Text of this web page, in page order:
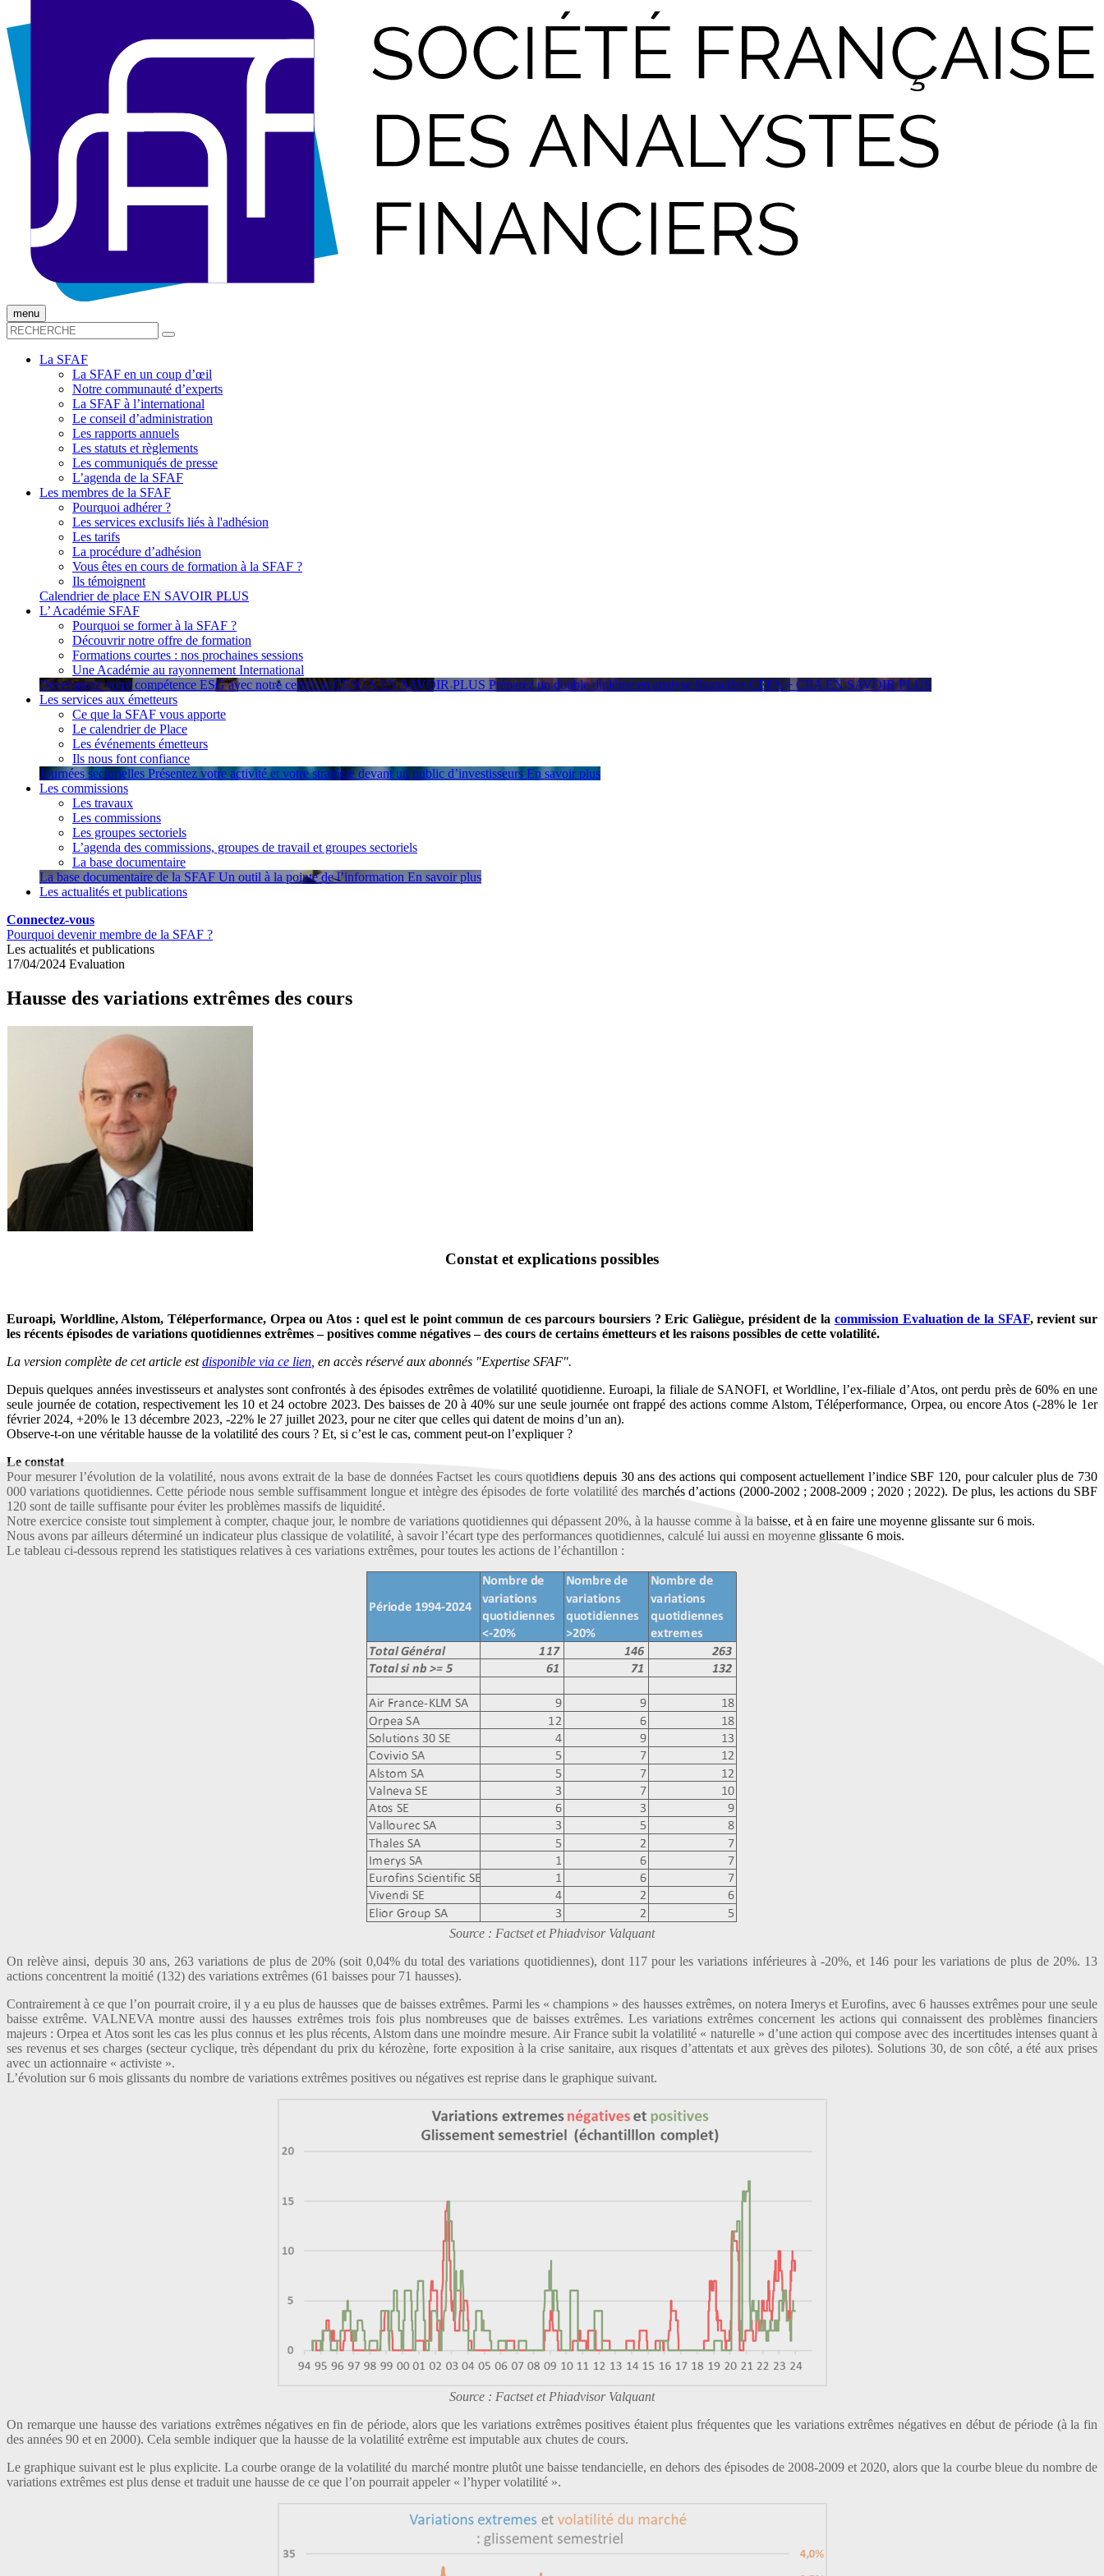
menu
La SFAF
La SFAF en un coup d’œil
Notre communauté d’experts
La SFAF à l’international
Le conseil d’administration
Les rapports annuels
Les statuts et règlements
Les communiqués de presse
L’agenda de la SFAF
Les membres de la SFAF
Pourquoi adhérer ?
Les services exclusifs liés à l'adhésion
Les tarifs
La procédure d’adhésion
Vous êtes en cours de formation à la SFAF ?
Ils témoignent
Calendrier de place EN SAVOIR PLUS
L’ Académie SFAF
Pourquoi se former à la SFAF ?
Découvrir notre offre de formation
Formations courtes : nos prochaines sessions
Une Académie au rayonnement International
Développez votre compétence ESG avec notre certificat CESGA EN SAVOIR PLUS Préparez un double diplôme en analyse financière CEFA + CIIA EN SAVOIR PLUS
Les services aux émetteurs
Ce que la SFAF vous apporte
Le calendrier de Place
Les événements émetteurs
Ils nous font confiance
Journées sectorielles Présentez votre activité et votre stratégie devant un public d’investisseurs En savoir plus
Les commissions
Les travaux
Les commissions
Les groupes sectoriels
L’agenda des commissions, groupes de travail et groupes sectoriels
La base documentaire
La base documentaire de la SFAF Un outil à la pointe de l’information En savoir plus
Les actualités et publications
Connectez-vous
Pourquoi devenir membre de la SFAF ?
Les actualités et publications
17/04/2024 Evaluation
Hausse des variations extrêmes des cours
Constat et explications possibles
Euroapi, Worldline, Alstom, Téléperformance, Orpea ou Atos : quel est le point commun de ces parcours boursiers ? Eric Galiègue, président de la commission Evaluation de la SFAF, revient sur
les récents épisodes de variations quotidiennes extrêmes – positives comme négatives – des cours de certains émetteurs et les raisons possibles de cette volatilité.
La version complète de cet article estdisponible via ce lien , en accès réservé aux abonnés "Expertise SFAF".
Depuis quelques années investisseurs et analystes sont confrontés à des épisodes extrêmes de volatilité quotidienne. Euroapi, la filiale de SANOFI, et Worldline, l’ex-filiale d’Atos, ont perdu près de 60% en une
seule journée de cotation, respectivement les 10 et 24 octobre 2023. Des baisses de 20 à 40% sur une seule journée ont frappé des actions comme Alstom, Téléperformance, Orpea, ou encore Atos (-28% le 1er
février 2024, +20% le 13 décembre 2023, -22% le 27 juillet 2023, pour ne citer que celles qui datent de moins d’un an).
Observe-t-on une véritable hausse de la volatilité des cours ? Et, si c’est le cas, comment peut-on l’expliquer ?
Le constat
Pour mesurer l’évolution de la volatilité, nous avons extrait de la base de données Factset les cours quotidiens depuis 30 ans des actions qui composent actuellement l’indice SBF 120, pour calculer plus de 730
000 variations quotidiennes. Cette période nous semble suffisamment longue et intègre des épisodes de forte volatilité des marchés d’actions (2000-2002 ; 2008-2009 ; 2020 ; 2022). De plus, les actions du SBF
120 sont de taille suffisante pour éviter les problèmes massifs de liquidité.
Notre exercice consiste tout simplement à compter, chaque jour, le nombre de variations quotidiennes qui dépassent 20%, à la hausse comme à la baisse, et à en faire une moyenne glissante sur 6 mois.
Nous avons par ailleurs déterminé un indicateur plus classique de volatilité, à savoir l’écart type des performances quotidiennes, calculé lui aussi en moyenne glissante 6 mois.
Le tableau ci-dessous reprend les statistiques relatives à ces variations extrêmes, pour toutes les actions de l’échantillon :
Source : Factset et Phiadvisor Valquant
On relève ainsi, depuis 30 ans, 263 variations de plus de 20% (soit 0,04% du total des variations quotidiennes), dont 117 pour les variations inférieures à -20%, et 146 pour les variations de plus de 20%. 13
actions concentrent la moitié (132) des variations extrêmes (61 baisses pour 71 hausses).
Contrairement à ce que l’on pourrait croire, il y a eu plus de hausses que de baisses extrêmes. Parmi les « champions » des hausses extrêmes, on notera Imerys et Eurofins, avec 6 hausses extrêmes pour une seule
baisse extrême. VALNEVA montre aussi des hausses extrêmes trois fois plus nombreuses que de baisses extrêmes. Les variations extrêmes concernent les actions qui connaissent des problèmes financiers
majeurs : Orpea et Atos sont les cas les plus connus et les plus récents, Alstom dans une moindre mesure. Air France subit la volatilité « naturelle » d’une action qui compose avec des incertitudes intenses quant à
ses revenus et ses charges (secteur cyclique, très dépendant du prix du kérozène, forte exposition à la crise sanitaire, aux risques d’attentats et aux grèves des pilotes). Solutions 30, de son côté, a été aux prises
avec un actionnaire « activiste ».
L’évolution sur 6 mois glissants du nombre de variations extrêmes positives ou négatives est reprise dans le graphique suivant.
Source : Factset et Phiadvisor Valquant
On remarque une hausse des variations extrêmes négatives en fin de période, alors que les variations extrêmes positives étaient plus fréquentes que les variations extrêmes négatives en début de période (à la fin
des années 90 et en 2000). Cela semble indiquer que la hausse de la volatilité extrême est imputable aux chutes de cours.
Le graphique suivant est le plus explicite. La courbe orange de la volatilité du marché montre plutôt une baisse tendancielle, en dehors des épisodes de 2008-2009 et 2020, alors que la courbe bleue du nombre de
variations extrêmes est plus dense et traduit une hausse de ce que l’on pourrait appeler « l’hyper volatilité ».